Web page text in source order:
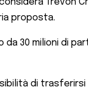
Trevoh
proposta.
30 milioni di
di trasferirsi